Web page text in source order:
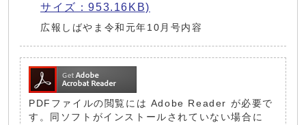
サイズ：953.16KB)
広報しばやま令和元年10月号内容
PDFファイルの閲覧には Adobe Reader が必要で
す。同ソフトがインストールされていない場合に